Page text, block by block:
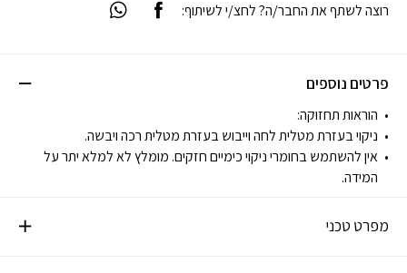
פרטים נוספים
הוראות תחזוקה:
ניקוי בעזרת מטלית לחה וייבוש בעזרת מטלית רכה ויבשה.
אין להשתמש בחומרי ניקוי כימיים חזקים. מומלץ לא למלא יתר על
המידה.
מפרט טכני
רוצה לשתף את החבר/ה? לחצ/י לשיתוף: